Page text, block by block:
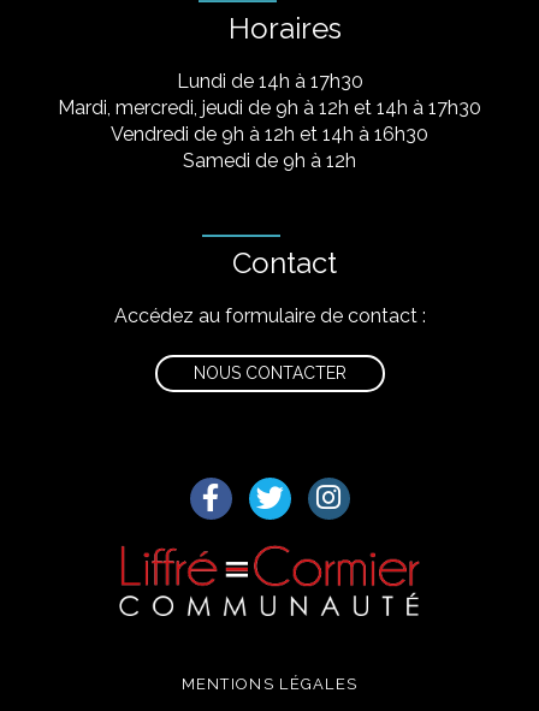
Horaires
Lundi de 14h à 17h30
Mardi, mercredi, jeudi de 9h à 12h et 14h à 17h30
Vendredi de 9h à 12h et 14h à 16h30
Samedi de 9h à 12h
Contact
Accédez au formulaire de contact :
NOUS CONTACTER
Lien vers le compte Facebook
Lien vers le compte Twitter
Lien vers le compte
MENTIONS LÉGALES